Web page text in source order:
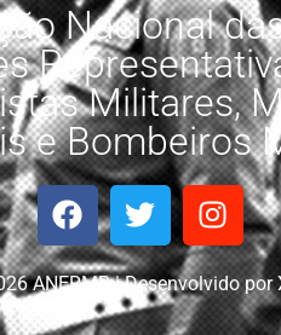
Nacional
Militares,
e Bombeiros
ANERMB | Desenvolvido por